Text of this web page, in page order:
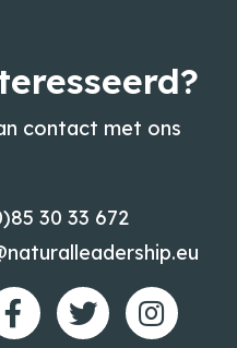
contact met ons
30 33 672